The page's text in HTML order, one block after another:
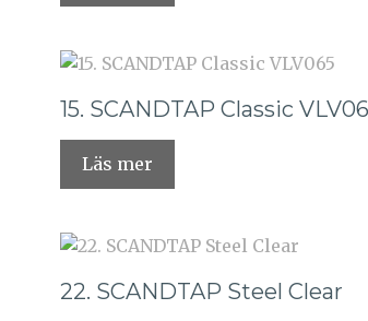
15. SCANDTAP Classic
Läs mer
22. SCANDTAP Steel Clear